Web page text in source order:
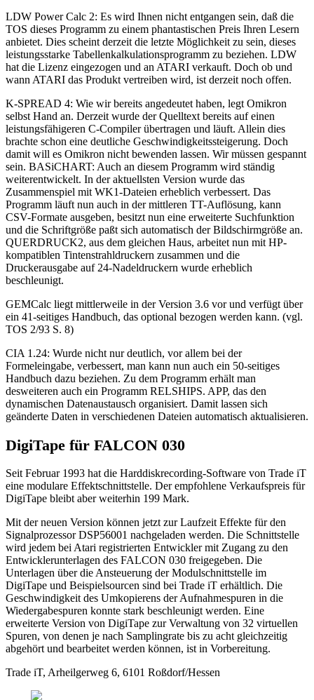
LDW Power Calc 2: Es wird Ihnen nicht entgangen sein, daß die
TOS dieses Programm zu einem phantastischen Preis Ihren Lesern
anbietet. Dies scheint derzeit die letzte Möglichkeit zu sein, dieses
leistungsstarke Tabellenkalkulationsprogramm zu beziehen. LDW
hat die Lizenz eingezogen und an ATARI verkauft. Doch ob und
wann ATARI das Produkt vertreiben wird, ist derzeit noch offen.
K-SPREAD 4: Wie wir bereits angedeutet haben, legt Omikron
selbst Hand an. Derzeit wurde der Quelltext bereits auf einen
leistungsfähigeren C-Compiler übertragen und läuft. Allein dies
brachte schon eine deutliche Geschwindigkeitssteigerung. Doch
damit will es Omikron nicht bewenden lassen. Wir müssen gespannt
sein. BASiCHART: Auch an diesem Programm wird ständig
weiterentwickelt. In der aktuellsten Version wurde das
Zusammenspiel mit WK1-Dateien erheblich verbessert. Das
Programm läuft nun auch in der mittleren TT-Auflösung, kann
CSV-Formate ausgeben, besitzt nun eine erweiterte Suchfunktion
und die Schriftgröße paßt sich automatisch der Bildschirmgröße an.
QUERDRUCK2, aus dem gleichen Haus, arbeitet nun mit HP-
kompatiblen Tintenstrahldruckern zusammen und die
Druckerausgabe auf 24-Nadeldruckern wurde erheblich
beschleunigt.
GEMCalc liegt mittlerweile in der Version 3.6 vor und verfügt über
ein 41-seitiges Handbuch, das optional bezogen werden kann. (vgl.
TOS 2/93 S. 8)
CIA 1.24: Wurde nicht nur deutlich, vor allem bei der
Formeleingabe, verbessert, man kann nun auch ein 50-seitiges
Handbuch dazu beziehen. Zu dem Programm erhält man
desweiteren auch ein Programm RELSHIPS. APP, das den
dynamischen Datenaustausch organisiert. Damit lassen sich
geänderte Daten in verschiedenen Dateien automatisch aktualisieren.
DigiTape für FALCON 030
Seit Februar 1993 hat die Harddiskrecording-Software von Trade iT
eine modulare Effektschnittstelle. Der empfohlene Verkaufspreis für
DigiTape bleibt aber weiterhin 199 Mark.
Mit der neuen Version können jetzt zur Laufzeit Effekte für den
Signalprozessor DSP56001 nachgeladen werden. Die Schnittstelle
wird jedem bei Atari registrierten Entwickler mit Zugang zu den
Entwicklerunterlagen des FALCON 030 freigegeben. Die
Unterlagen über die Ansteuerung der Modulschnittstelle im
DigiTape und Beispielsourcen sind bei Trade iT erhältlich. Die
Geschwindigkeit des Umkopierens der Aufnahmespuren in die
Wiedergabespuren konnte stark beschleunigt werden. Eine
erweiterte Version von DigiTape zur Verwaltung von 32 virtuellen
Spuren, von denen je nach Samplingrate bis zu acht gleichzeitig
abgehört und bearbeitet werden können, ist in Vorbereitung.
Trade iT, Arheilgerweg 6, 6101 Roßdorf/Hessen